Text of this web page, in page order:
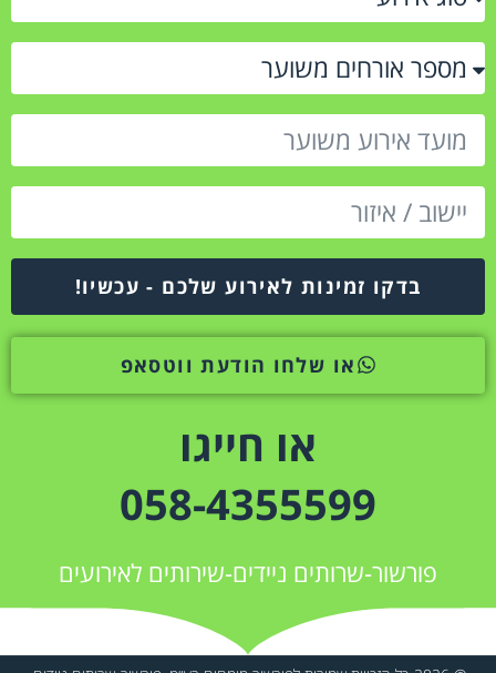
בדקו זמינות לאירוע שלכם - עכשיו!
או שלחו הודעת ווטסאפ
או חייגו
058-4355599
פורשור-שרותים ניידים-שירותים לאירועים